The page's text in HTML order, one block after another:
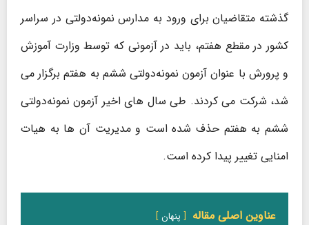
گذشته متقاضیان برای ورود به مدارس نمونه‌دولتی در سراسر
کشور در مقطع هفتم، باید در آزمونی که توسط وزارت آموزش
و پرورش با عنوان آزمون نمونه‌دولتی ششم به هفتم برگزار می
شد، شرکت می کردند. طی سال های اخیر آزمون نمونه‌دولتی
ششم به هفتم حذف شده است و مدیریت آن ها به هیات
امنایی تغییر پیدا کرده است.
عناوین اصلی مقاله پنهان